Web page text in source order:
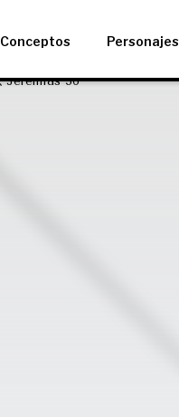
Conceptos Personajes
Jeremías 36